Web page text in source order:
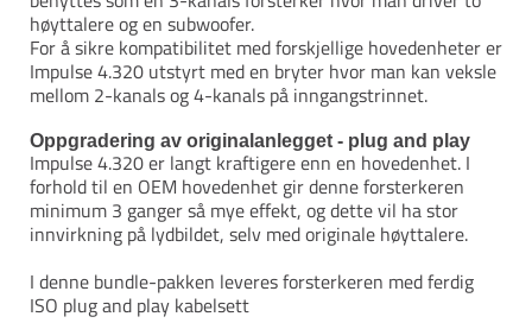
høyttalere og en subwoofer.
For å sikre kompatibilitet med forskjellige hovedenheter er
Impulse 4.320 utstyrt med en bryter hvor man kan veksle
mellom 2-kanals og 4-kanals på inngangstrinnet.
Oppgradering av originalanlegget - plug and play
Impulse 4.320 er langt kraftigere enn en hovedenhet. I
forhold til en OEM hovedenhet gir denne forsterkeren
minimum 3 ganger så mye effekt, og dette vil ha stor
innvirkning på lydbildet, selv med originale høyttalere.
I denne bundle-pakken leveres forsterkeren med ferdig
ISO plug and play kabelsett